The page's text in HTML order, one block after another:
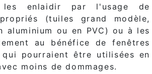
enlaidir par l'usage de
(tuiles grand modèle,
aluminium ou en PVC) ou à les
au bénéfice de fenêtres
pourraient être utilisées en
moins de dommages.